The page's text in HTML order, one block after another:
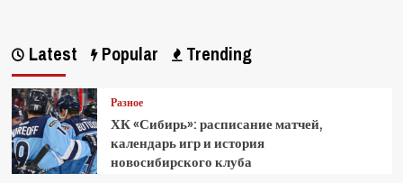
Latest Popular Trending
Разное
ХК «Сибирь»: расписание матчей,
календарь игр и история
новосибирского клуба